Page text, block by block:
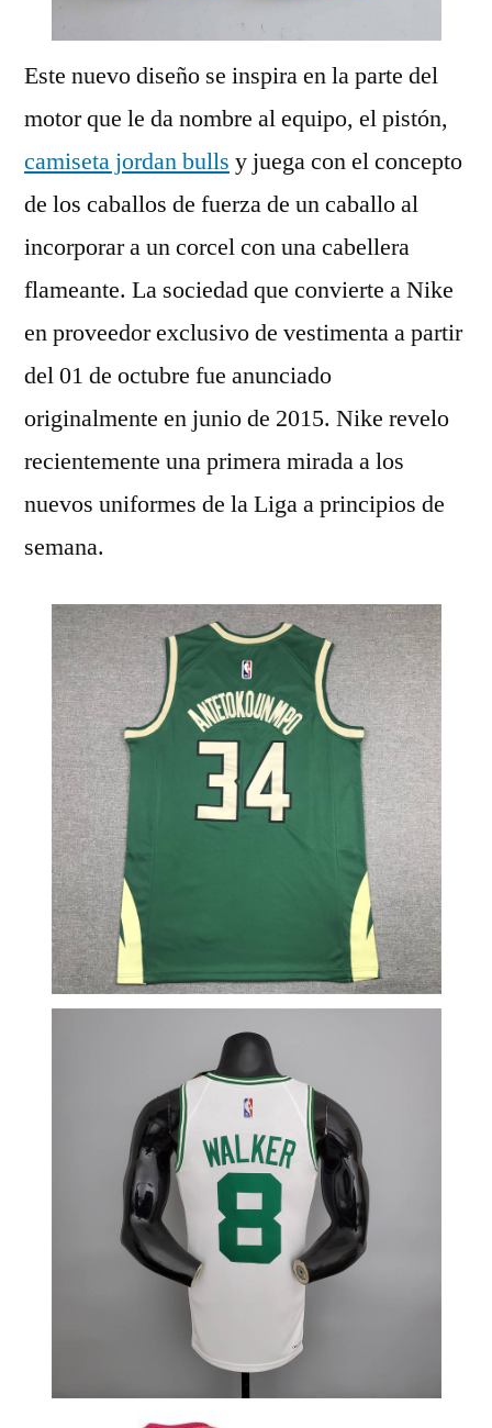
Este nuevo diseño se inspira en la parte del
motor que le da nombre al equipo, el pistón,
camiseta jordan bulls y juega con el concepto
de los caballos de fuerza de un caballo al
incorporar a un corcel con una cabellera
flameante. La sociedad que convierte a Nike
en proveedor exclusivo de vestimenta a partir
del 01 de octubre fue anunciado
originalmente en junio de 2015. Nike revelo
recientemente una primera mirada a los
nuevos uniformes de la Liga a principios de
semana.